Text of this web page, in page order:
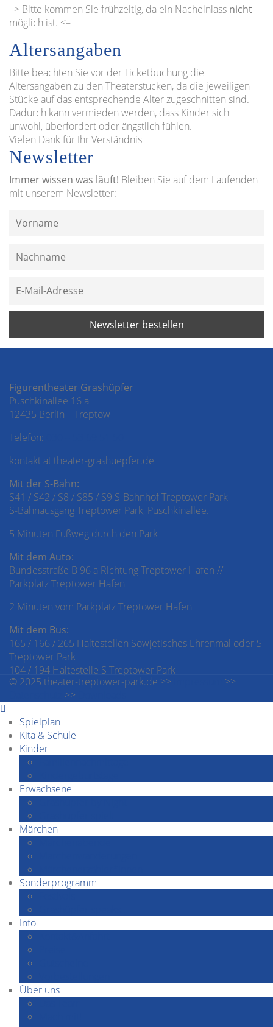
–> Bitte kommen Sie frühzeitig, da ein Nacheinlass nicht
möglich ist. <–
Altersangaben
Bitte beachten Sie vor der Ticketbuchung die
Altersangaben zu den Theaterstücken, da die jeweiligen
Stücke auf das entsprechende Alter zugeschnitten sind.
Dadurch kann vermieden werden, dass Kinder sich
unwohl, überfordert oder ängstlich fühlen.
Vielen Dank für Ihr Verständnis
Newsletter
Immer wissen was läuft! Bleiben Sie auf dem Laufenden
mit unserem Newsletter:
Figurentheater Grashüpfer
Puschkinallee 16 a
12435 Berlin – Treptow
Telefon:
kontakt at theater-grashuepfer.de
Mit der S-Bahn:
S41 / S42 / S8 / S85 / S9 S-Bahnhof Treptower Park
S-Bahnausgang Treptower Park, Puschkinallee.
5 Minuten Fußweg durch den Park
Mit dem Auto:
Bundesstraße B 96 a Richtung Treptower Hafen //
Parkplatz Treptower Hafen
2 Minuten vom Parkplatz Treptower Hafen
Mit dem Bus:
165 / 166 / 265 Haltestellen Sowjetisches Ehrenmal oder S
Treptower Park
104 / 194 Haltestelle S Treptower Park
© 2025 theater-treptower-park.de >>
>>
>>
Spielplan
Kita & Schule
Kinder
Erwachsene
Märchen
Sonderprogramm
Info
Über uns